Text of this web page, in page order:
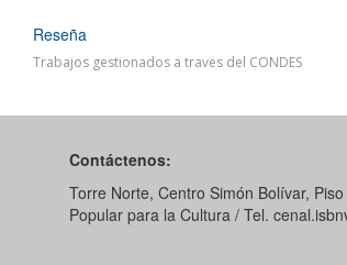
Reseña
Trabajos gestionados a traves del CONDES
Contáctenos:
Torre Norte, Centro Simón Bolívar,
Popular para la Cultura / Tel.